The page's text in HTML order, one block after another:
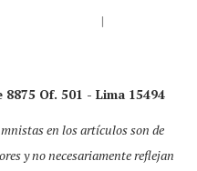
|
Of. 501 - Lima 15494
en los artículos son de
y no necesariamente reflejan